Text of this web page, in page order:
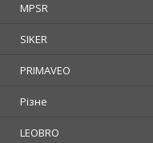
MPSR
SIKER
PRIMAVEO
Різне
LEOBRO